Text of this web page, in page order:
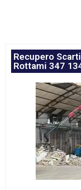
Recupero
Rottami 347